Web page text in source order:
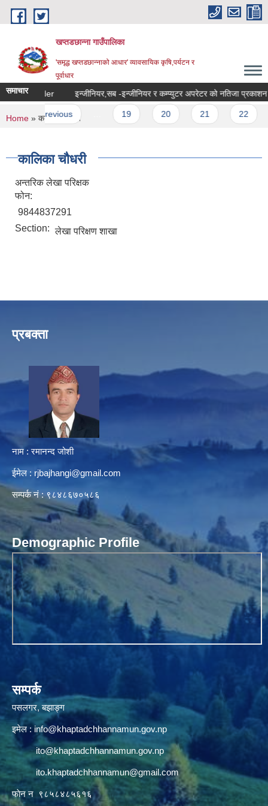
Skip to main content
खप्तडछान्ना गाउँपालिका
'समृद्ध खप्तडछान्नाको आधार' व्यावसायिक कृषि,पर्यटन र
पूर्वाधार
समाचारtender इन्जीनियर,सब -इन्जीनियर र
‹ previous 19 20 21 22
You are here
Home » कालिका चौधरी
कालिका चौधरी
अन्तरिक लेखा परिक्षक
फोन:
9844837291
Section: लेखा परिक्षण शाखा
प्रबक्ता
नाम : रमानन्द जोशी
ईमेल : rjbajhangi@gmail.com
सम्पर्क नं : ९८४८६७०५८६
Demographic Profile
सम्पर्क
पसलगर, बझाङ्ग
इमेल : info@khaptadchhannamun.gov.np
ito@khaptadchhannamun.gov.np
ito.khaptadchhannamun@gmail.com
फाेन न‌‍‍ ९८५८४८५६१६